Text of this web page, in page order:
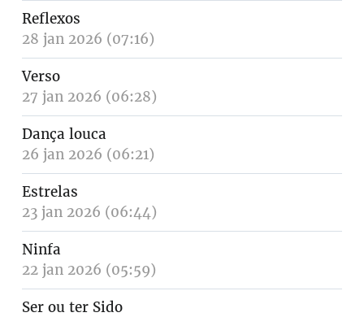
Reflexos
28 jan 2026 (07:16)
Verso
27 jan 2026 (06:28)
Dança louca
26 jan 2026 (06:21)
Estrelas
23 jan 2026 (06:44)
Ninfa
22 jan 2026 (05:59)
Ser ou ter Sido